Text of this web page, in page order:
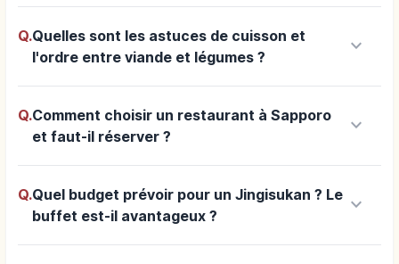
Q.Quelles sont les astuces de cuisson et
l'ordre entre viande et légumes ?
keyboard_arrow_down
Q.Comment choisir un restaurant à Sapporo
et faut-il réserver ?
keyboard_arrow_down
Q.Quel budget prévoir pour un Jingisukan ? Le
buffet est-il avantageux ?
keyboard_arrow_down